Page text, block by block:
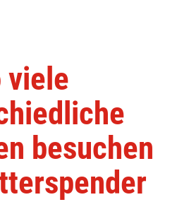
viele
besuchen